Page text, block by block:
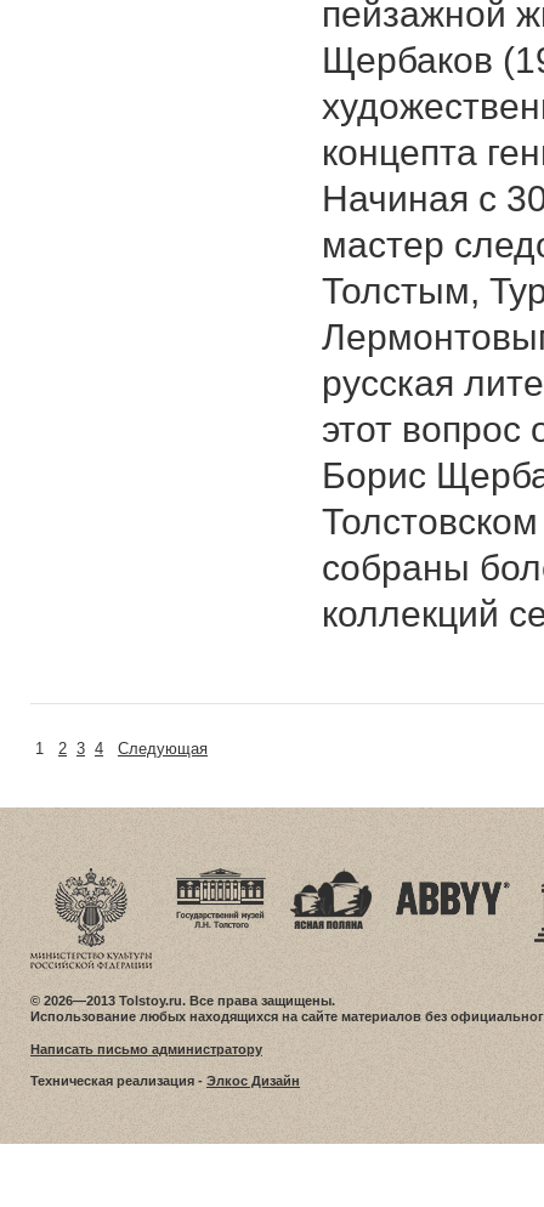
пейзажной
Щербаков
концепта
Начиная с
мастер
Толстым,
русская
этот вопрос
Борис
собраны
коллекций
1 2 3 4 Следующая
© 2026—2013 Tolstoy.ru. Все права защищены.
Использование любых находящихся на сайте материалов без
Написать письмо администратору
Техническая реализация - Элкос Дизайн